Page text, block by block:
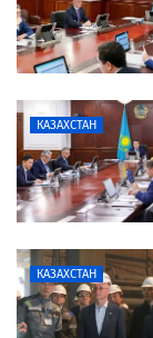
КАЗАХСТАН
КАЗАХСТАН